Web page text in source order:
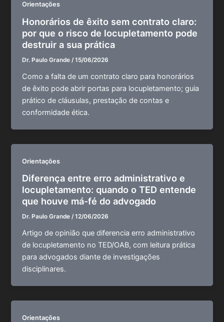
Orientações
Honorários de êxito sem contrato claro:
por que o risco de locupletamento pode
destruir a sua prática
Dr. Paulo Grande/15/06/2026
Como a falta de um contrato claro para honorários
de êxito pode abrir portas para locupletamento; guia
prático de cláusulas, prestação de contas e
conformidade ética.
Orientações
Diferença entre erro administrativo e
locupletamento: quando o TED entende
que houve má-fé do advogado
Dr. Paulo Grande/12/06/2026
Artigo de opinião que diferencia erro administrativo
de locupletamento no TED/OAB, com leitura prática
para advogados diante de investigações
disciplinares.
Orientações